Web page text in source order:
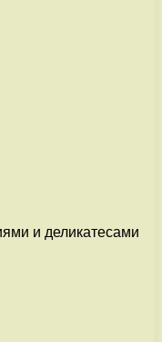
и деликатесами